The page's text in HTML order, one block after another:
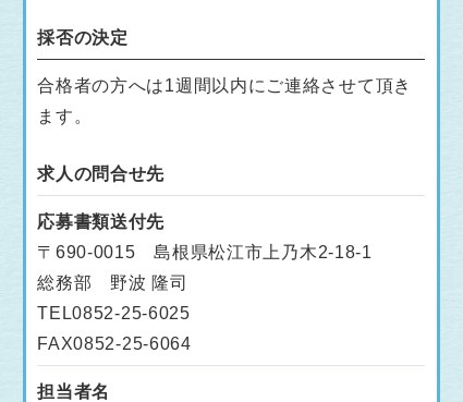
採否の決定
合格者の方へは1週間以内にご連絡させて頂き
ます。
求人の問合せ先
応募書類送付先
〒690-0015 島根県松江市上乃木2-18-1
総務部 野波 隆司
TEL0852-25-6025
FAX0852-25-6064
担当者名